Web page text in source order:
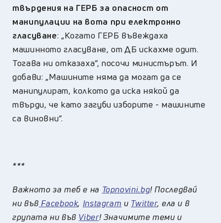
твърдения на ГЕРБ за опасност от
манипулации на вота при електронно
гласуване: „Когато ГЕРБ въвеждаха
машинното гласуване, от ДБ искахме одит.
Тогава ни отказаха”, посочи министърът. И
добави: „Машините няма да могат да се
манипулират, колкото да иска някой да
твърди, че като загуби изборите - машините
са виновни”.
***
Важното за теб е на Topnovini.bg! Последвай
ни във Facebook, Instagram и Twitter, ела и в
групата ни във Viber! Значимите теми и